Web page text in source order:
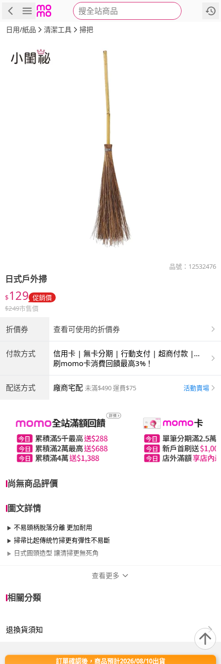
搜全站商品
商品 評價 詳情
日用/紙品 清潔工具 掃把
品號： 12532476
日式戶外掃
$129 促銷價
$249市售價
折價券 查看可使用的折價券
付款方式
信用卡 | 無卡分期 | 行動支付 | 超商付款 |
ATM | 銀聯卡
刷momo卡消費回饋最高3%！
配送方式 廠商宅配 未滿$490 運費$75 活動賣場
尚無商品評價
圖文詳情
不易頭柄脫落分離 更加耐用
掃帚比起傳統竹掃更有彈性不易斷
日式圓頭造型 讓清掃更無死角
商品尺寸：高143X寬28X厚8 CM ±5％
查看更多
相關分類
退換貨須知
訂單確認後，商品預計2026/08/10出貨